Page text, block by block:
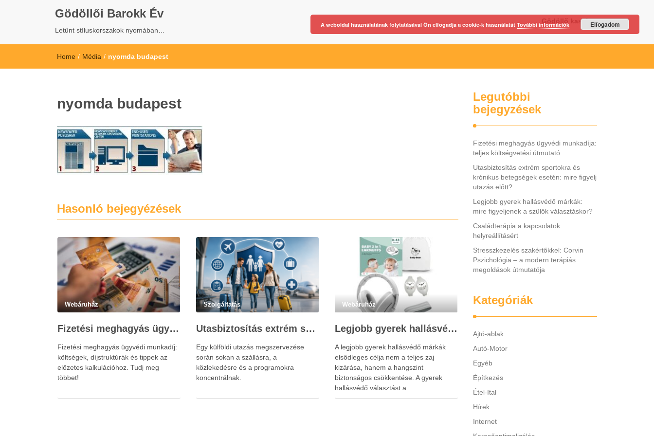
Gödöllői Barokk Év
Letűnt stíluskorszakok nyomában…
Gödöllő kastély
Home / Média / nyomda budapest
nyomda budapest
Hasonló bejegyézések
Webáruház
Fizetési meghagyás ügyvédi munkadíja: teljes költségvetési útmutató
Fizetési meghagyás ügyvédi munkadíj:
költségek, díjstruktúrák és tippek az
előzetes kalkulációhoz. Tudj meg
többet!
Szolgáltatás
Utasbiztosítás extrém sportokra és krónikus betegségek esetén: mire figyelj utazás előtt?
Egy külföldi utazás megszervezése
során sokan a szállásra, a
közlekedésre és a programokra
koncentrálnak.
Webáruház
Legjobb gyerek hallásvédő márkák: mire figyeljenek a szülők választáskor?
A legjobb gyerek hallásvédő márkák
elsődleges célja nem a teljes zaj
kizárása, hanem a hangszint
biztonságos csökkentése. A gyerek
hallásvédő választást a
www.earplugs.hu weboldal is
Legutóbbi
bejegyzések
Fizetési meghagyás ügyvédi munkadíja:
teljes költségvetési útmutató
Utasbiztosítás extrém sportokra és
krónikus betegségek esetén: mire figyelj
utazás előtt?
Legjobb gyerek hallásvédő márkák:
mire figyeljenek a szülők választáskor?
Családterápia a kapcsolatok
helyreállításért
Stresszkezelés szakértőkkel: Corvin
Pszichológia – a modern terápiás
megoldások útmutatója
Kategóriák
Ajtó-ablak
Autó-Motor
Egyéb
Építkezés
Étel-Ital
Hírek
Internet
A weboldal használatának folytatásával Ön elfogadja a cookie-k használatát További információk Elfogadom